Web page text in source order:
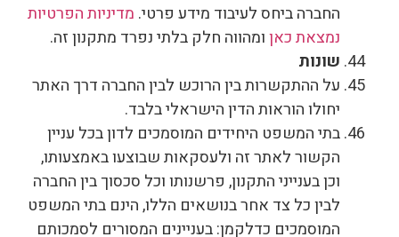
החברה ביחס לעיבוד מידע פרטי. מדיניות הפרטיות
נמצאת כאןומהווה חלק בלתי נפרד מתקנון זה.
שונות
על ההתקשרות בין הרוכש לבין החברה דרך האתר
יחולו הוראות הדין הישראלי בלבד.
בתי המשפט היחידים המוסמכים לדון בכל עניין
הקשור לאתר זה ולעסקאות שבוצעו באמצעותו,
וכן בענייני התקנון, פרשנותו וכל סכסוך בין החברה
לבין כל צד אחר בנושאים הללו, הינם בתי המשפט
המוסמכים כדלקמן: בעניינים המסורים לסמכותם